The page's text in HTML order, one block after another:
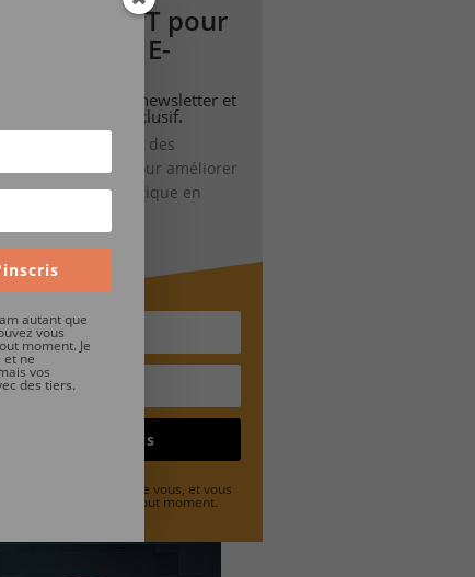
GRATUIT pour
votre E-
vous à notre newsletter et
notre guide exclusif.
des conseils et des
éprouvées pour améliorer
de votre boutique en
Je m'inscris
le spam autant que vous, et vous
vous désabonner à tout moment.
autant que
vous
moment. Je
et ne
vos
des tiers.